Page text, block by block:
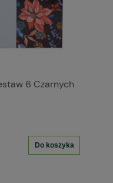
6 Czarnych
Do koszyka